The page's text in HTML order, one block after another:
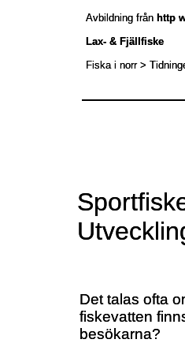
Avbildning från http
Lax- & Fjällfiske
Fiska i norr >
Det talas ofta
fiskevatten
besökarna?
Avbildning från http
Lax- & Fjällfiske
Fiska i norr >
Det talas ofta
fiskevatten
besökarna?